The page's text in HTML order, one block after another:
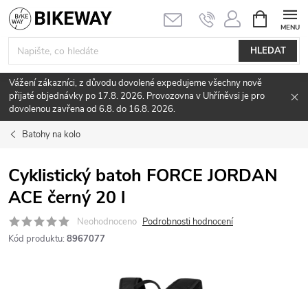
Přejít
na
obsah
HLEDAT
NÁKUPNÍ
KOŠÍK
Vážení zákazníci, z důvodu dovolené expedujeme všechny nově
přijaté objednávky po 17.8. 2026. Provozovna v Uhříněvsi je pro
dovolenou zavřena od 6.8. do 16.8. 2026.
Batohy na kolo
Cyklistický batoh FORCE JORDAN
ACE černý 20 l
Neohodnoceno Podrobnosti hodnocení
Kód produktu: 8967077